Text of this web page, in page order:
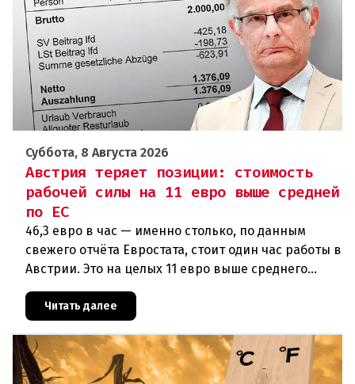
Суббота, 8 Августа 2026
Австрия теряет позиции: стоимость
рабочей силы на 11 евро выше средней
по ЕС
46,3 евро в час — именно столько, по данным
свежего отчёта Евростата, стоит один час работы в
Австрии. Это на целых 11 евро выше среднего
показателя по ЕС (34,9 евро). Особенно наглядно
конкурентное о
Читать далее